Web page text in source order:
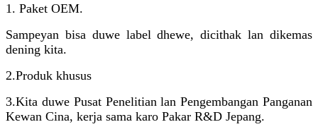
1. Paket OEM.
Sampeyan bisa duwe label dhewe, dicithak lan dikemas
dening kita.
2.Produk khusus
3.Kita duwe Pusat Penelitian lan Pengembangan Panganan
Kewan Cina, kerja sama karo Pakar R&D Jepang.